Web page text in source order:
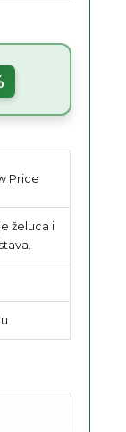
Price
želuca i